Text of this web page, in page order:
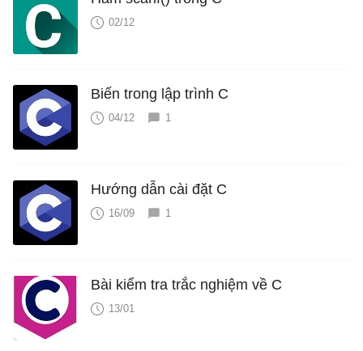
02/12
Biến trong lập trình C
04/12 1
Hướng dẫn cài đặt C
16/09 1
Bài kiểm tra trắc nghiệm về C
13/01